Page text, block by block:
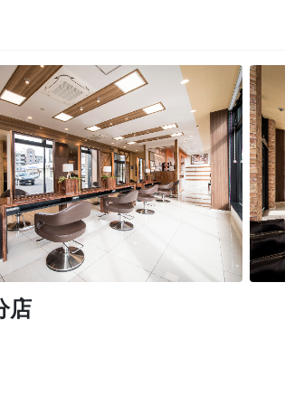
店